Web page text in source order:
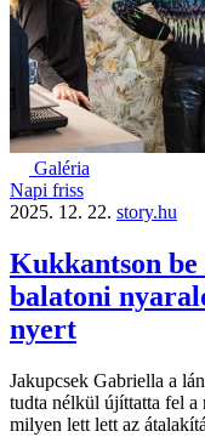
Galéria
Napi friss
2025. 12. 22. story.hu
Kukkantson
balatoni
nyert
Jakupcsek Gabriella a
tudta nélkül újíttatta fel
milyen lett lett az